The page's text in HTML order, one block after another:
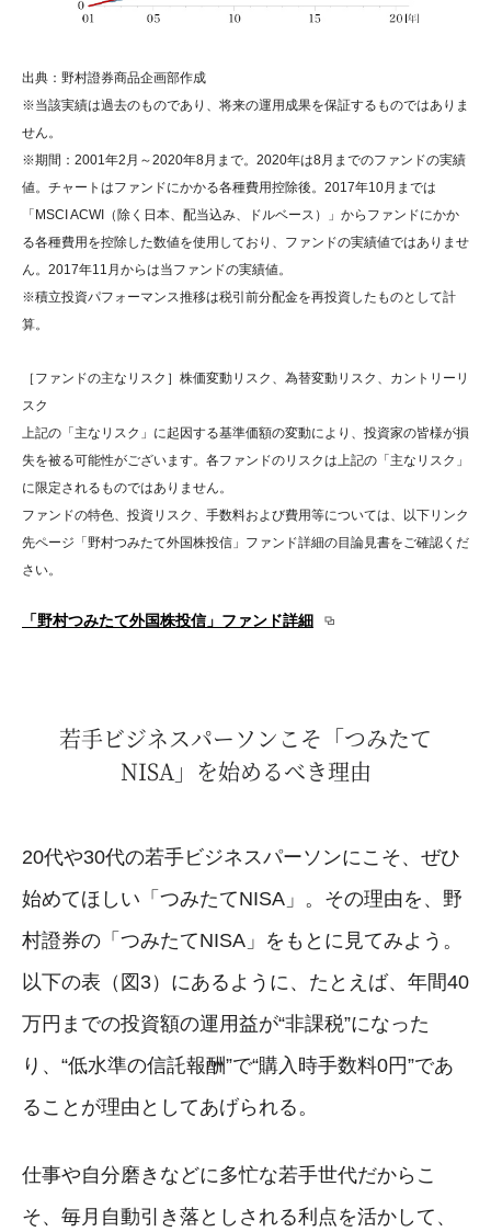
出典：野村證券商品企画部作成
※当該実績は過去のものであり、将来の運用成果を保証するものではありま
せん。
※期間：2001年2月～2020年8月まで。2020年は8月までのファンドの実績
値。チャートはファンドにかかる各種費用控除後。2017年10月までは
「MSCI ACWI（除く日本、配当込み、ドルベース）」からファンドにかか
る各種費用を控除した数値を使用しており、ファンドの実績値ではありませ
ん。2017年11月からは当ファンドの実績値。
※積立投資パフォーマンス推移は税引前分配金を再投資したものとして計
算。
［ファンドの主なリスク］株価変動リスク、為替変動リスク、カントリーリ
スク
上記の「主なリスク」に起因する基準価額の変動により、投資家の皆様が損
失を被る可能性がございます。各ファンドのリスクは上記の「主なリスク」
に限定されるものではありません。
ファンドの特色、投資リスク、手数料および費用等については、以下リンク
先ページ「野村つみたて外国株投信」ファンド詳細の目論見書をご確認くだ
さい。
「野村つみたて外国株投信」ファンド詳細
若手ビジネスパーソンこそ「つみたて
NISA」を始めるべき理由
20代や30代の若手ビジネスパーソンにこそ、ぜひ
始めてほしい「つみたてNISA」。その理由を、野
村證券の「つみたてNISA」をもとに見てみよう。
以下の表（図3）にあるように、たとえば、年間40
万円までの投資額の運用益が“非課税”になった
り、“低水準の信託報酬”で“購入時手数料0円”であ
ることが理由としてあげられる。
仕事や自分磨きなどに多忙な若手世代だからこ
そ、毎月自動引き落としされる利点を活かして、